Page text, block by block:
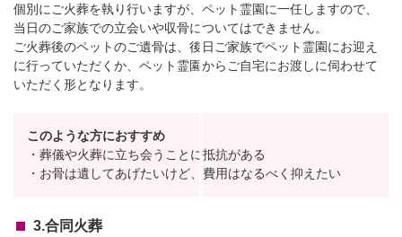
個別にご火葬を執り行いますが、ペット霊園に一任しますので、
当日のご家族での立会いや収骨についてはできません。
ご火葬後のペットのご遺骨は、後日ご家族でペット霊園にお迎え
に行っていただくか、ペット霊園からご自宅にお渡しに伺わせて
いただく形となります。
このような方におすすめ
・葬儀や火葬に立ち会うことに抵抗がある
・お骨は遺してあげたいけど、費用はなるべく抑えたい
3.合同火葬